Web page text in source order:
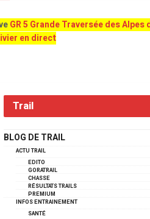
GR 5 Grande Traversée des Alpes
en direct
Trail
BLOG DE TRAIL
ACTU TRAIL
EDITO
GORATRAIL
CHASSE
RÉSULTATS TRAILS
PREMIUM
INFOS ENTRAINEMENT
SANTÉ